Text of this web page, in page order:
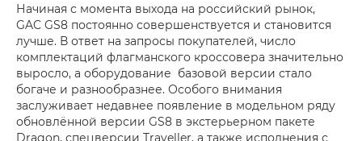
Начиная с момента выхода на российский рынок,
GAC GS8 постоянно совершенствуется и становится
лучше. В ответ на запросы покупателей, число
комплектаций флагманского кроссовера значительно
выросло, а оборудование базовой версии стало
богаче и разнообразнее. Особого внимания
заслуживает недавнее появление в модельном ряду
обновлённой версии GS8 в экстерьерном пакете
Dragon, спецверсии Traveller, а также исполнения с